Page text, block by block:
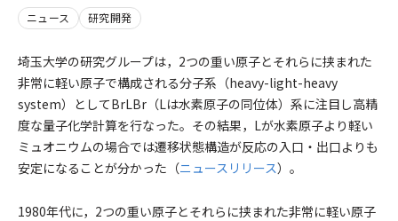
ニュース 研究開発
埼玉大学の研究グループは，2つの重い原子とそれらに挟まれた
非常に軽い原子で構成される分子系（heavy-light-heavy
system）としてBrLBr（Lは水素原子の同位体）系に注目し高精
度な量子化学計算を行なった。その結果，Lが水素原子より軽い
ミュオニウムの場合では遷移状態構造が反応の入口・出口よりも
安定になることが分かった（ニュースリリース）。
1980年代に，2つの重い原子とそれらに挟まれた非常に軽い原子